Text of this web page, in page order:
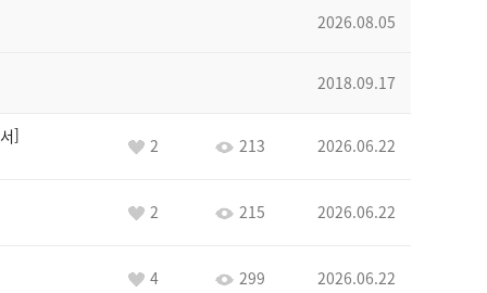
2026.08.05
2018.09.17
2 213 2026.06.22
2 215 2026.06.22
4 299 2026.06.22